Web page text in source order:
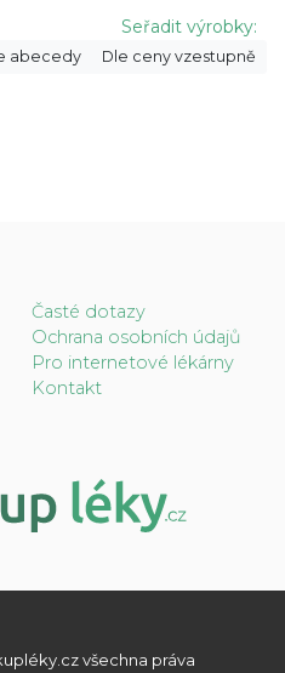
Seřadit výrobky:
abecedy Dle ceny vzestupně
Časté dotazy
Ochrana osobních údajů
Pro internetové lékárny
Kontakt
všechna práva